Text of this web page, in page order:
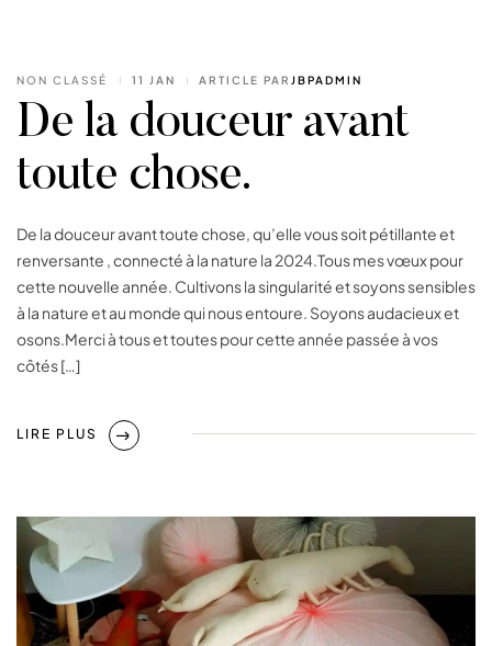
NON CLASSÉ 11 JAN ARTICLE PAR JBPADMIN
De la douceur avant
toute chose.
De la douceur avant toute chose, qu’elle vous soit pétillante et
renversante , connecté à la nature la 2024.Tous mes vœux pour
cette nouvelle année. Cultivons la singularité et soyons sensibles
à la nature et au monde qui nous entoure. Soyons audacieux et
osons.Merci à tous et toutes pour cette année passée à vos
côtés […]
LIRE PLUS